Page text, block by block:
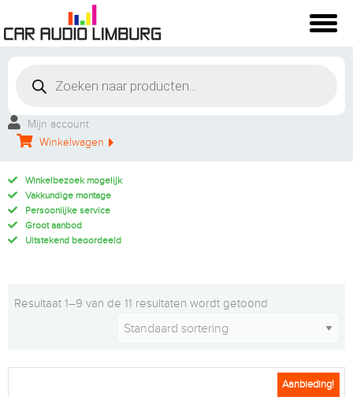
Mijn account
Winkelwagen
Winkelbezoek mogelijk
Vakkundige montage
Persoonlijke service
Groot aanbod
Uitstekend beoordeeld
Resultaat 1–9 van de 11 resultaten wordt getoond
Aanbieding!